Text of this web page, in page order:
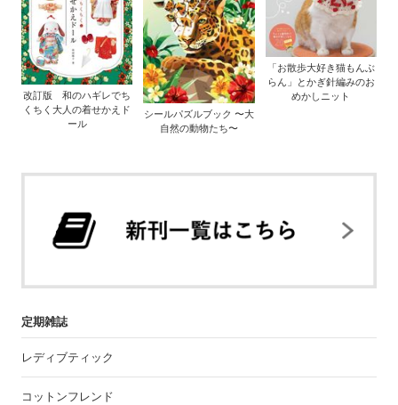
改訂版 和のハギレでち
くちく大人の着せかえド
ール
シールパズルブック 〜大
自然の動物たち〜
「お散歩大好き猫もんぶ
らん」とかぎ針編みのお
めかしニット
定期雑誌
レディブティック
コットンフレンド